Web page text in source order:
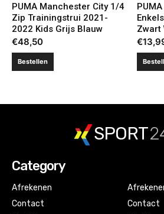
PUMA Manchester City 1/4
Zip Trainingstrui 2021-
2022 Kids Grijs Blauw
€48,50
Bestellen
Zwart
€
SPORT
Category
Afrekenen
Contact
Contact